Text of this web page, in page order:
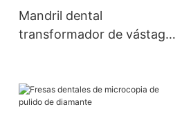
Mandril dental
transformador de vástago
(sujete la aguja)